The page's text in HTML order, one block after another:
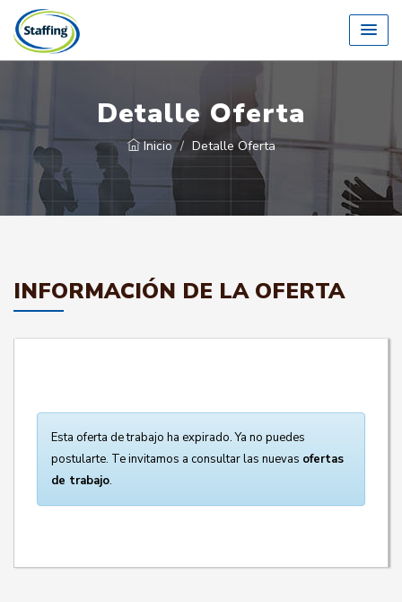
Detalle Oferta
Inicio Detalle Oferta
INFORMACIÓN DE LA OFERTA
Esta oferta de trabajo ha expirado. Ya no puedes
postularte. Te invitamos a consultar las nuevas ofertas
de trabajo.